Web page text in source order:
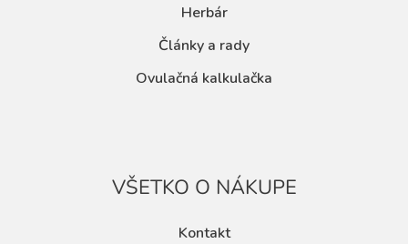
Herbár
Články a rady
Ovulačná kalkulačka
VŠETKO O NÁKUPE
Kontakt